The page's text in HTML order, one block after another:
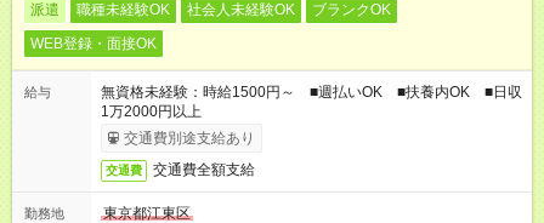
派遣 職種未経験OK 社会人未経験OK
ブランクOK
WEB登録・面接OK
給与
無資格未経験：時給1500円～ ■週払いOK ■扶養内OK ■日収
1万2000円以上
交通費別途支給あり
交通費 交通費全額支給
勤務地
東京都江東区